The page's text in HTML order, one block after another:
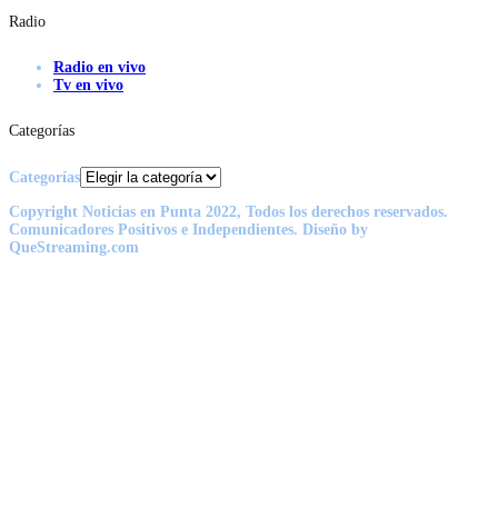
Radio
Radio en vivo
Tv en vivo
Categorías
Categorías
Copyright Noticias en Punta 2022, Todos los derechos reservados.
Comunicadores Positivos e Independientes. Diseño by
QueStreaming.com